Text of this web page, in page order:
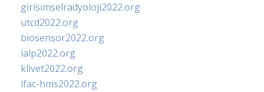
girisimselradyoloji2022.org
utcd2022.org
biosensor2022.org
ialp2022.org
klivet2022.org
ifac-hms2022.org